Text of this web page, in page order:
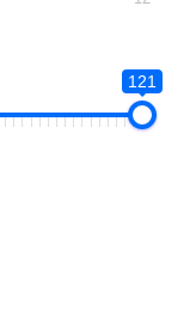
121